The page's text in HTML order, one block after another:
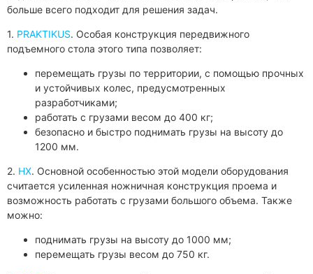
больше всего подходит для решения задач.
1. PRAKTIKUS. Особая конструкция передвижного
подъемного стола этого типа позволяет:
перемещать грузы по территории, с помощью прочных
и устойчивых колес, предусмотренных
разработчиками;
работать с грузами весом до 400 кг;
безопасно и быстро поднимать грузы на высоту до
1200 мм.
2. НХ. Основной особенностью этой модели оборудования
считается усиленная ножничная конструкция проема и
возможность работать с грузами большого объема. Также
можно:
поднимать грузы на высоту до 1000 мм;
перемещать грузы весом до 750 кг.